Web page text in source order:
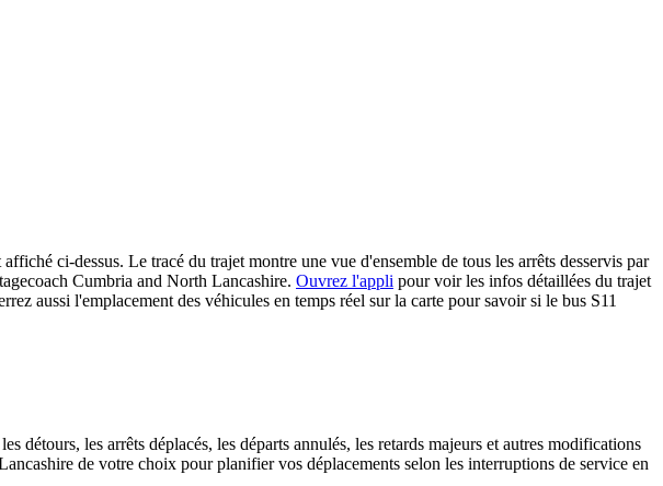
ci-dessus. Le tracé du trajet montre une vue d'ensemble de tous les arrêts desservis par
Cumbria and North Lancashire. Ouvrez l'appli pour voir les infos détaillées du trajet
aussi l'emplacement des véhicules en temps réel sur la carte pour savoir si le bus S11
les arrêts déplacés, les départs annulés, les retards majeurs et autres modifications
de votre choix pour planifier vos déplacements selon les interruptions de service en